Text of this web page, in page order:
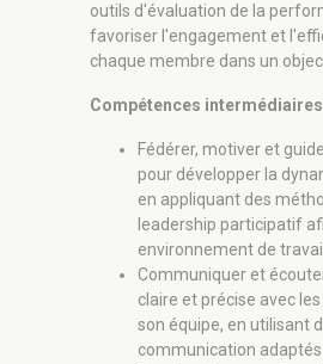
outils d'évaluation de la
favoriser l'engagement et
chaque membre dans un
Compétences intermédiaires
Fédérer, motiver et
pour développer la
en appliquant des
leadership participatif
environnement de
Communiquer et
claire et précise avec
son équipe, en utilisant
communication